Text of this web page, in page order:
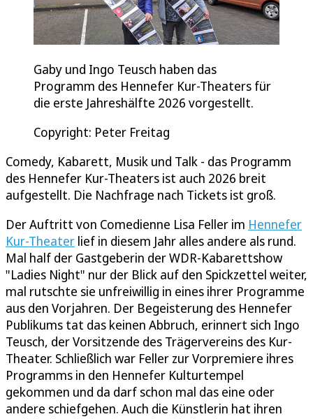
Gaby und Ingo Teusch haben das
Programm des Hennefer Kur-Theaters für
die erste Jahreshälfte 2026 vorgestellt.
Copyright: Peter Freitag
Comedy, Kabarett, Musik und Talk - das Programm
des Hennefer Kur-Theaters ist auch 2026 breit
aufgestellt. Die Nachfrage nach Tickets ist groß.
Der Auftritt von Comedienne Lisa Feller im Hennefer
Kur-Theater lief in diesem Jahr alles andere als rund.
Mal half der Gastgeberin der WDR-Kabarettshow
"Ladies Night" nur der Blick auf den Spickzettel weiter,
mal rutschte sie unfreiwillig in eines ihrer Programme
aus den Vorjahren. Der Begeisterung des Hennefer
Publikums tat das keinen Abbruch, erinnert sich Ingo
Teusch, der Vorsitzende des Trägervereins des Kur-
Theater. Schließlich war Feller zur Vorpremiere ihres
Programms in den Hennefer Kulturtempel
gekommen und da darf schon mal das eine oder
andere schiefgehen. Auch die Künstlerin hat ihren